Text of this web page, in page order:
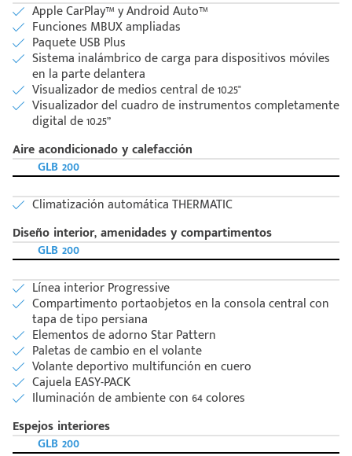
Apple CarPlay™ y Android Auto™
Funciones MBUX ampliadas
Paquete USB Plus
Sistema inalámbrico de carga para dispositivos móviles
en la parte delantera
Visualizador de medios central de 10.25"
Visualizador del cuadro de instrumentos completamente
digital de 10.25”
Aire acondicionado y calefacción
GLB 200
Climatización automática THERMATIC
Diseño interior, amenidades y compartimentos
GLB 200
Línea interior Progressive
Compartimento portaobjetos en la consola central con
tapa de tipo persiana
Elementos de adorno Star Pattern
Paletas de cambio en el volante
Volante deportivo multifunción en cuero
Cajuela EASY-PACK
Iluminación de ambiente con 64 colores
Espejos interiores
GLB 200